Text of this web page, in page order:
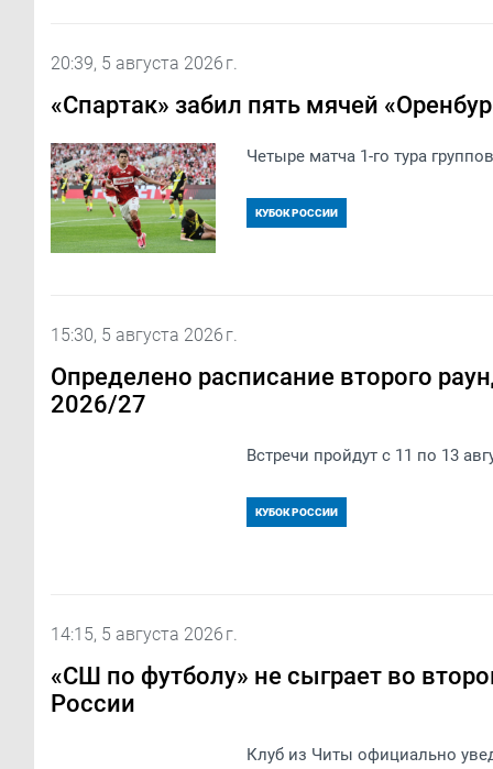
20:39, 5 августа 2026 г.
​«Спартак»​ забил пять мячей
Четыре матча 1-го тура
КУБОК РОССИИ
15:30, 5 августа 2026 г.
Определено расписание второго
2026/27
Встречи пройдут с 11 по 13
КУБОК РОССИИ
14:15, 5 августа 2026 г.
«СШ по футболу» не сыграет во
России
Клуб из Читы официально